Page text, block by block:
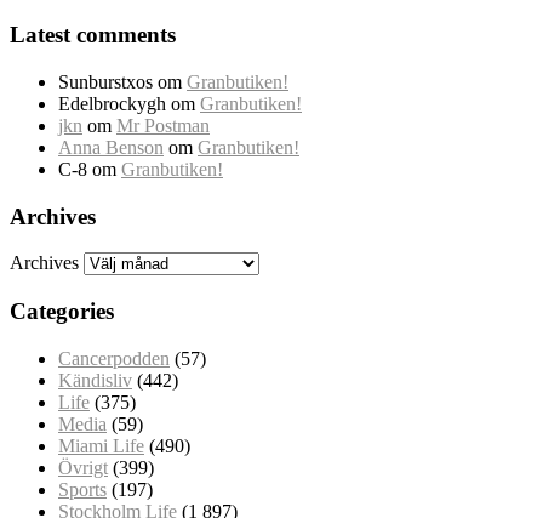
Latest comments
Sunburstxos om Granbutiken!
Edelbrockygh om Granbutiken!
jkn om Mr Postman
Anna Benson om Granbutiken!
C-8 om Granbutiken!
Archives
Archives
Categories
Cancerpodden (57)
Kändisliv (442)
Life (375)
Media (59)
Miami Life (490)
Övrigt (399)
Sports (197)
Stockholm Life (1 897)